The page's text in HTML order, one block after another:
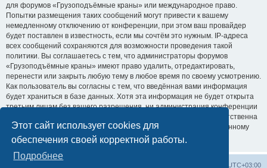
Этот сайт использует cookies для
обеспечения своей корректной работы.
Подробнее
для форумов «Грузоподъёмные краны» или международное право.
Попытки размещения таких сообщений могут привести к вашему
немедленному отключению от конференции, при этом ваш провайдер
будет поставлен в известность, если мы сочтём это нужным. IP-адреса
всех сообщений сохраняются для возможности проведения такой
политики. Вы соглашаетесь с тем, что администраторы форумов
«Грузоподъёмные краны» имеют право удалить, отредактировать,
перенести или закрыть любую тему в любое время по своему усмотрению.
Как пользователь вы согласны с тем, что введённая вами информация
будет храниться в базе данных. Хотя эта информация не будет открыта
третьим лицам без вашего разрешения, ни администрация конференции
«Грузоподъёмные краны», ни phpBB Limited не может быть ответственна
за действия хакеров, которые могут привести к несанкционированному
доступу к ней.
UTC+03:00